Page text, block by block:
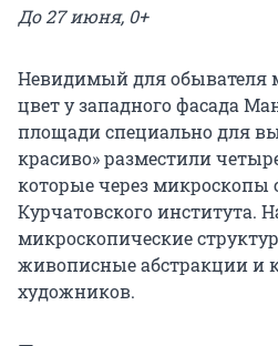
До 27 июня, 0+
Невидимый для обывателя
цвет у западного фасада
площади специально для
красиво» разместили
которые через микроскопы
Курчатовского института.
микроскопические
живописные абстракции и
художников.